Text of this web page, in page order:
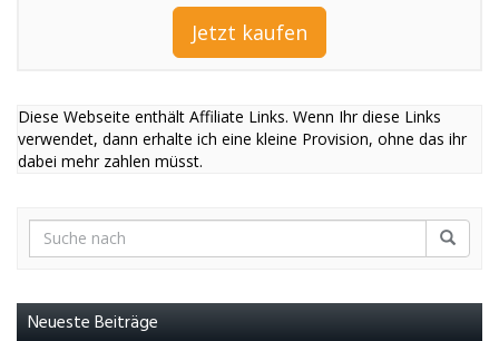
Jetzt kaufen
Diese Webseite enthält Affiliate Links. Wenn Ihr diese Links
verwendet, dann erhalte ich eine kleine Provision, ohne das ihr
dabei mehr zahlen müsst.
Neueste Beiträge